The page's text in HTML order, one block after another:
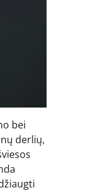
bei
derlių,